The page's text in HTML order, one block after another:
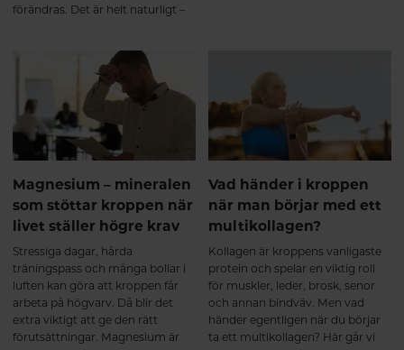
förändras. Det är helt naturligt –
en normal benstomme.
Magnesium – mineralen
som stöttar kroppen när
livet ställer högre krav
Stressiga dagar, hårda
träningspass och många bollar i
luften kan göra att kroppen får
arbeta på högvarv. Då blir det
extra viktigt att ge den rätt
förutsättningar. Magnesium är
Vad händer i kroppen
när man börjar med ett
multikollagen?
Kollagen är kroppens vanligaste
protein och spelar en viktig roll
för muskler, leder, brosk, senor
och annan bindväv. Men vad
händer egentligen när du börjar
ta ett multikollagen? Här går vi